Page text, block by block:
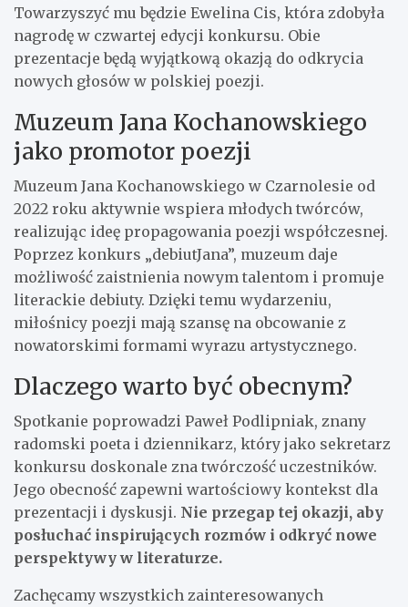
Towarzyszyć mu będzie Ewelina Cis, która zdobyła
nagrodę w czwartej edycji konkursu. Obie
prezentacje będą wyjątkową okazją do odkrycia
nowych głosów w polskiej poezji.
Muzeum Jana Kochanowskiego
jako promotor poezji
Muzeum Jana Kochanowskiego w Czarnolesie od
2022 roku aktywnie wspiera młodych twórców,
realizując ideę propagowania poezji współczesnej.
Poprzez konkurs „debiutJana”, muzeum daje
możliwość zaistnienia nowym talentom i promuje
literackie debiuty. Dzięki temu wydarzeniu,
miłośnicy poezji mają szansę na obcowanie z
nowatorskimi formami wyrazu artystycznego.
Dlaczego warto być obecnym?
Spotkanie poprowadzi Paweł Podlipniak, znany
radomski poeta i dziennikarz, który jako sekretarz
konkursu doskonale zna twórczość uczestników.
Jego obecność zapewni wartościowy kontekst dla
prezentacji i dyskusji. Nie przegap tej okazji, aby
posłuchać inspirujących rozmów i odkryć nowe
perspektywy w literaturze.
Zachęcamy wszystkich zainteresowanych